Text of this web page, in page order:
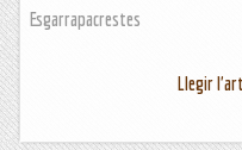
Esgarrapacrestes
Llegir